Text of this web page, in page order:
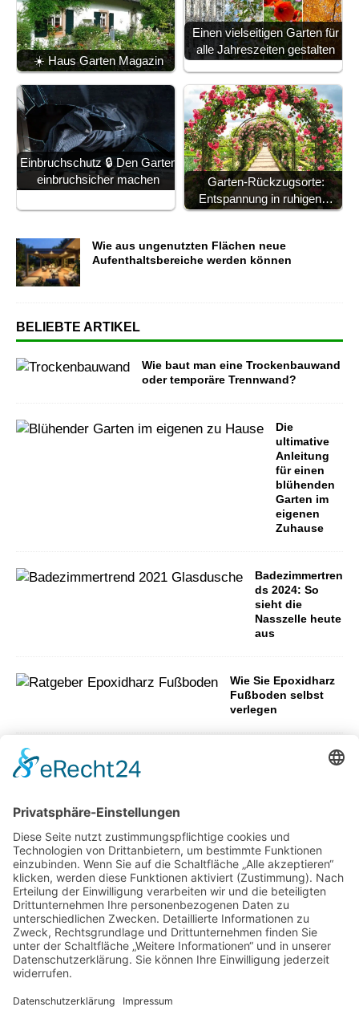
☀️ Haus Garten Magazin
Einen vielseitigen Garten für
alle Jahreszeiten gestalten
Einbruchschutz 🔒 Den Garten
einbruchsicher machen
Garten-Rückzugsorte:
Entspannung in ruhigen…
Wie aus ungenutzten Flächen neue
Aufenthaltsbereiche werden können
BELIEBTE ARTIKEL
Wie baut man eine Trockenbauwand
oder temporäre Trennwand?
Die
ultimative
Anleitung
für einen
blühenden
Garten im
eigenen
Zuhause
Badezimmertren
ds 2024: So
sieht die
Nasszelle heute
aus
Wie Sie Epoxidharz
Fußboden selbst
verlegen
Fünf
heim
Wie aus ungenutzten Flächen neue
Aufenthaltsbereiche werden können